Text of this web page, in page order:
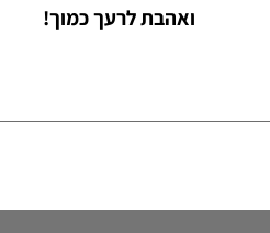
ואהבת לרעך כמוך!